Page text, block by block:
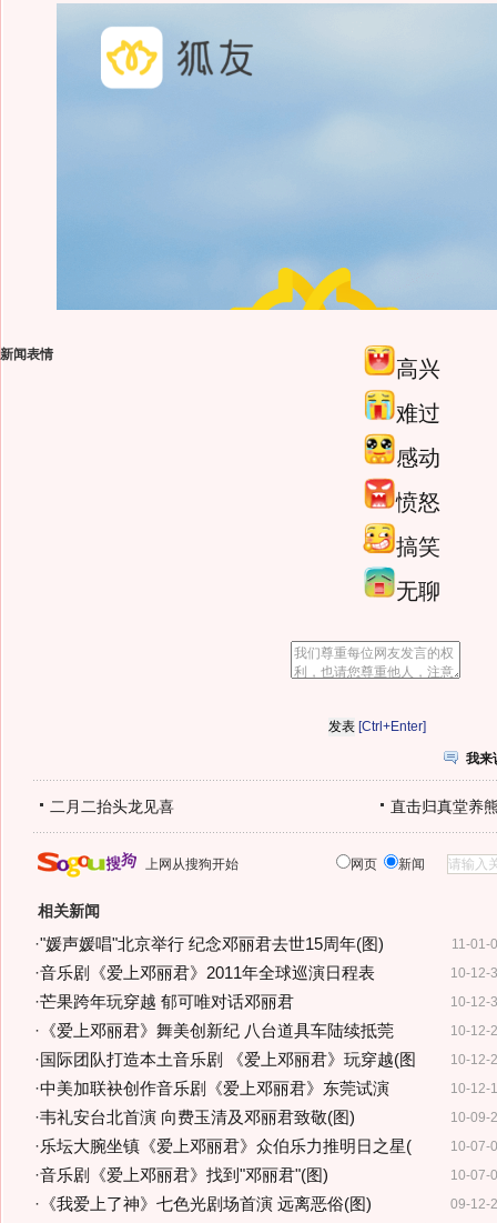
新闻表情
高兴
难过
感动
愤怒
搞笑
无聊
[Ctrl+Enter]
我来
二月二抬头龙见喜 直击归真堂养
上网从搜狗开始 网页 新闻
相关新闻
11-01-
·"媛声媛唱"北京举行 纪念邓丽君去世15周年(图)
10-12-
·音乐剧《爱上邓丽君》2011年全球巡演日程表
10-12-
·芒果跨年玩穿越 郁可唯对话邓丽君
10-12-
· 《爱上邓丽君》舞美创新纪 八台道具车陆续抵莞
10-12-
· 国际团队打造本土音乐剧 《爱上邓丽君》玩穿越(图
10-12-
·中美加联袂创作音乐剧《爱上邓丽君》东莞试演
10-09-
·韦礼安台北首演 向费玉清及邓丽君致敬(图)
10-07-
·乐坛大腕坐镇《爱上邓丽君》众伯乐力推明日之星(
10-07-
·音乐剧《爱上邓丽君》找到"邓丽君"(图)
09-12-
· 《我爱上了神》七色光剧场首演 远离恶俗(图)